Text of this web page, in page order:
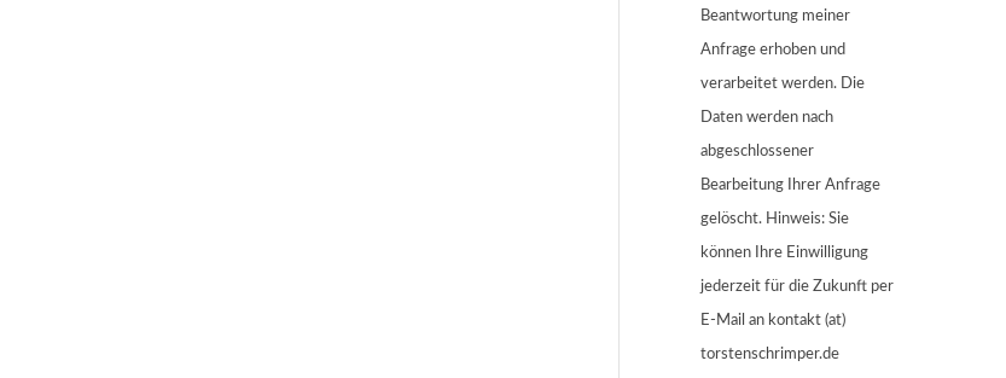
Beantwortung meiner
Anfrage erhoben und
verarbeitet werden. Die
Daten werden nach
abgeschlossener
Bearbeitung Ihrer Anfrage
gelöscht. Hinweis: Sie
können Ihre Einwilligung
jederzeit für die Zukunft per
E-Mail an kontakt (at)
torstenschrimper.de